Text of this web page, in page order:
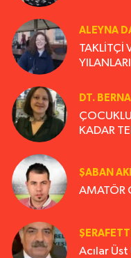
ALEYNA
TAKLİTÇİ
YILANLARI
DT.
KADAR
ŞABAN
AMATÖR
Acılar